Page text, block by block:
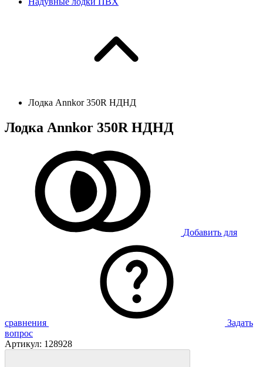
Лодка Annkor 350R НДНД
Лодка Annkor 350R НДНД
Добавить для
сравнения
Задать
вопрос
Артикул: 128928